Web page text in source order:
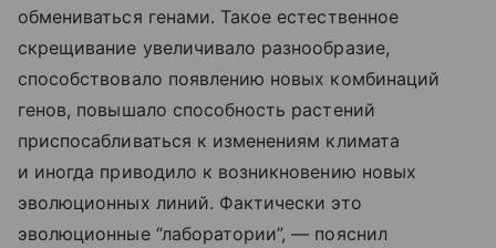
обмениваться генами. Такое естественное
скрещивание увеличивало разнообразие,
способствовало появлению новых комбинаций
генов, повышало способность растений
приспосабливаться к изменениям климата
и иногда приводило к возникновению новых
эволюционных линий. Фактически это
эволюционные “лаборатории”, — пояснил